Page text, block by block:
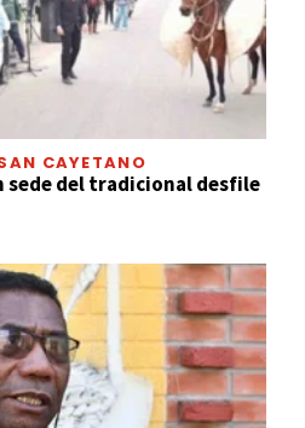
CAYETANO
sede del tradicional desfile